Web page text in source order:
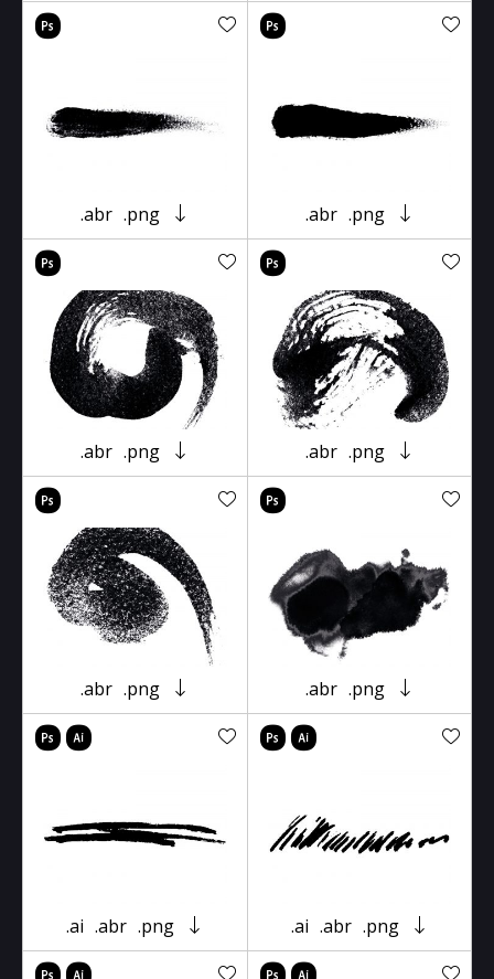
.abr .png .abr .png
.abr .png .abr .png
.abr .png .abr .png
.ai .abr .png .ai .abr .png